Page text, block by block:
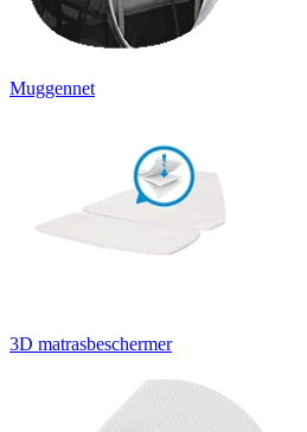
Muggennet
3D matrasbeschermer